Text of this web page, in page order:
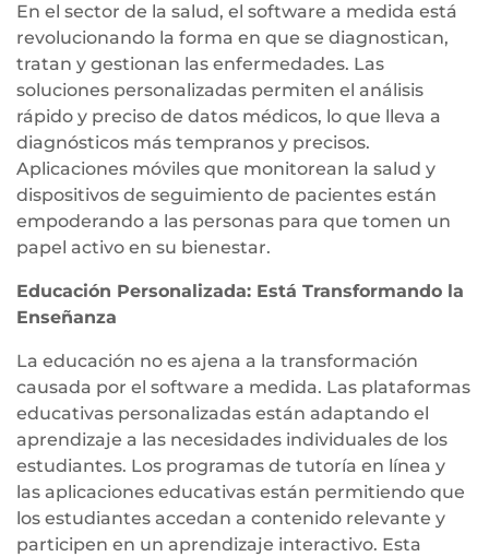
En el sector de la salud, el software a medida está
revolucionando la forma en que se diagnostican,
tratan y gestionan las enfermedades. Las
soluciones personalizadas permiten el análisis
rápido y preciso de datos médicos, lo que lleva a
diagnósticos más tempranos y precisos.
Aplicaciones móviles que monitorean la salud y
dispositivos de seguimiento de pacientes están
empoderando a las personas para que tomen un
papel activo en su bienestar.
Educación Personalizada: Está Transformando la
Enseñanza
La educación no es ajena a la transformación
causada por el software a medida. Las plataformas
educativas personalizadas están adaptando el
aprendizaje a las necesidades individuales de los
estudiantes. Los programas de tutoría en línea y
las aplicaciones educativas están permitiendo que
los estudiantes accedan a contenido relevante y
participen en un aprendizaje interactivo. Esta